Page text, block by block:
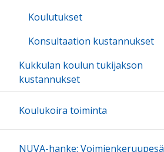
Koulutukset
Konsultaation kustannukset
Kukkulan koulun tukijakson
kustannukset
Koulukoira toiminta
NUVA-hanke: Voimienkeruupesä